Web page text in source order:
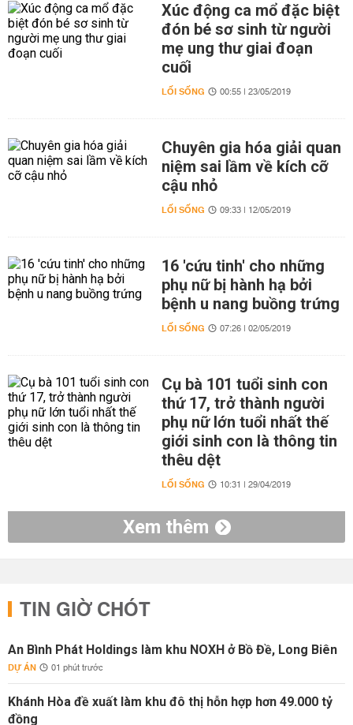
Xúc động ca mổ đặc biệt
đón bé sơ sinh từ người
mẹ ung thư giai đoạn
cuối
LỐI SỐNG 00:55 | 23/05/2019
Chuyên gia hóa giải quan
niệm sai lầm về kích cỡ
cậu nhỏ
LỐI SỐNG 09:33 | 12/05/2019
16 'cứu tinh' cho những
phụ nữ bị hành hạ bởi
bệnh u nang buồng trứng
LỐI SỐNG 07:26 | 02/05/2019
Cụ bà 101 tuổi sinh con
thứ 17, trở thành người
phụ nữ lớn tuổi nhất thế
giới sinh con là thông tin
thêu dệt
LỐI SỐNG 10:31 | 29/04/2019
Xem thêm
TIN GIỜ CHÓT
An Bình Phát Holdings làm khu NOXH ở Bồ Đề, Long Biên
DỰ ÁN 01 phút trước
Khánh Hòa đề xuất làm khu đô thị hỗn hợp hơn 49.000 tỷ
đồng